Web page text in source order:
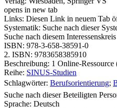
opens in new tab
Links: Diesen Link in neuem Tab
Systematik: Suche nach dieser
Suche nach diesem Interessenskreis
ISBN: 978-3-658-38591-0
2. ISBN: 9783658385910
Beschreibung: 1 Online-
Reihe: SINUS-Studien
Schlagwörter: Berufsorientierung;
Suche nach dieser Beteiligten
Sprache: Deutsch